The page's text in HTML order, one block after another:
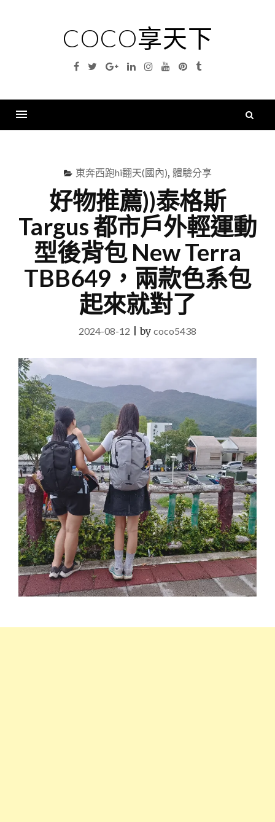
COCO享天下
Facebook
TwitterGoogleLinkedinInstagramYouTubePinterest
Tumblr
東奔西跑hi翻天(國內), 體驗分享
好物推薦))泰格斯
Targus 都市戶外輕運動
型後背包 New Terra
TBB649，兩款色系包
起來就對了
2024-08-12 |by coco5438